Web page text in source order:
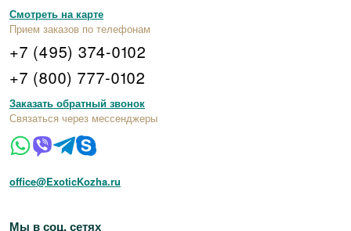
Смотреть на карте
Прием заказов по телефонам
+7 (495) 374-0102
+7 (800) 777-0102
Заказать обратный звонок
Связаться через мессенджеры
office@ExoticKozha.ru
Мы в соц. сетях